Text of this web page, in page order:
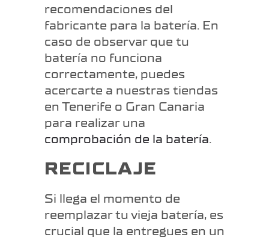
recomendaciones del
fabricante para la batería. En
caso de observar que tu
batería no funciona
correctamente, puedes
acercarte a nuestras tiendas
en Tenerife o Gran Canaria
para realizar una
comprobación de la batería.
RECICLAJE
Si llega el momento de
reemplazar tu vieja batería, es
crucial que la entregues en un